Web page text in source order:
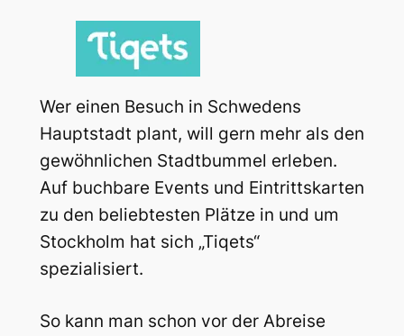
Wer einen Besuch in Schwedens
Hauptstadt plant, will gern mehr als den
gewöhnlichen Stadtbummel erleben.
Auf buchbare Events und Eintrittskarten
zu den beliebtesten Plätze in und um
Stockholm hat sich „Tiqets“
spezialisiert.
So kann man schon vor der Abreise